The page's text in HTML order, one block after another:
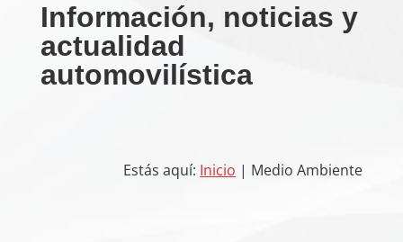
Información, noticias y
actualidad
automovilística
Estás aquí: Inicio | Medio Ambiente